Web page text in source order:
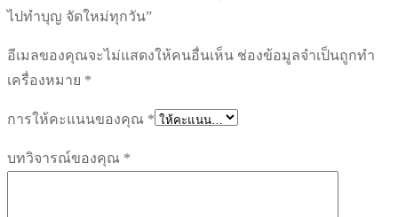
ไปทำบุญ จัดใหม่ทุกวัน”
อีเมลของคุณจะไม่แสดงให้คนอื่นเห็น ช่องข้อมูลจำเป็นถูกทำ
เครื่องหมาย *
การให้คะแนนของคุณ *
บทวิจารณ์ของคุณ *